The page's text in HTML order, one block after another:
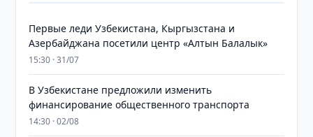
Первые леди Узбекистана, Кыргызстана и
Азербайджана посетили центр «Алтын Балалык»
15:30 · 31/07
В Узбекистане предложили изменить
финансирование общественного транспорта
14:30 · 02/08